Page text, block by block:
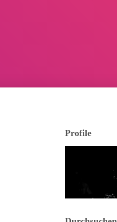
Profile